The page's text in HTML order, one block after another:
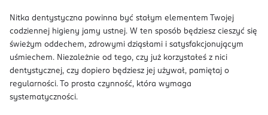
Nitka dentystyczna powinna być stałym elementem Twojej
codziennej higieny jamy ustnej. W ten sposób będziesz cieszyć się
świeżym oddechem, zdrowymi dziąsłami i satysfakcjonującym
uśmiechem. Niezależnie od tego, czy już korzystałeś z nici
dentystycznej, czy dopiero będziesz jej używał, pamiętaj o
regularności. To prosta czynność, która wymaga
systematyczności.